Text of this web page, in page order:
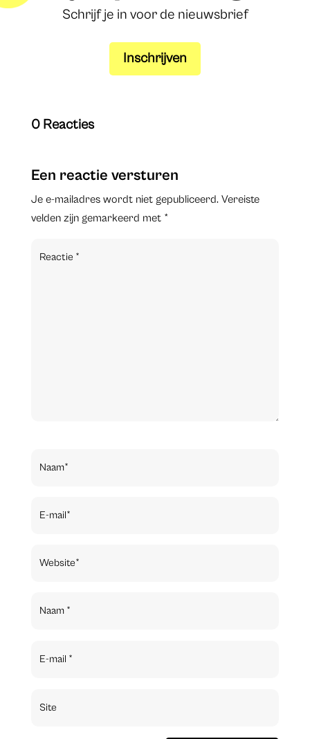
Schrijf je in voor de nieuwsbrief
Inschrijven
0 Reacties
Een reactie versturen
Je e-mailadres wordt niet gepubliceerd. Vereiste
velden zijn gemarkeerd met *